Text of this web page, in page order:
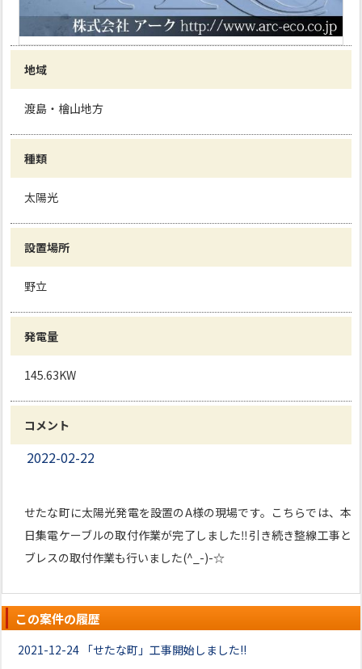
地域
渡島・檜山地方
種類
太陽光
設置場所
野立
発電量
145.63KW
コメント
2022-02-22
せたな町に太陽光発電を設置のA様の現場です。こちらでは、本
日集電ケーブルの取付作業が完了しました‼引き続き整線工事と
ブレスの取付作業も行いました(^_-)-☆
この案件の履歴
2021-12-24 「せたな町」工事開始しました!!